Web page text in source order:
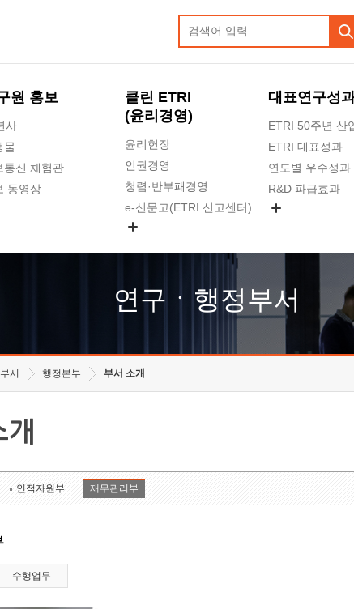
원 홍보
사
물
통신 체험관
동영상
클린 ETRI
(윤리경영)
윤리헌장
인권경영
청렴·반부패경영
e-신문고(ETRI 신고센터)
고객의소리
수의계약 현황
대표연구성
ETRI 50주년 산
ETRI 대표성과
연도별 우수성과
R&D 파급효과
연구ㆍ행정부서
서 행정본부 부서 소개
인적자원부 재무관리부
수행업무